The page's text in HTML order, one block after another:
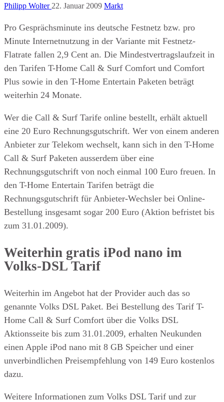
Philipp Wolter 22. Januar 2009 Markt
Pro Gesprächsminute ins deutsche Festnetz bzw. pro
Minute Internetnutzung in der Variante mit Festnetz-
Flatrate fallen 2,9 Cent an. Die Mindestvertragslaufzeit in
den Tarifen T-Home Call & Surf Comfort und Comfort
Plus sowie in den T-Home Entertain Paketen beträgt
weiterhin 24 Monate.
Wer die Call & Surf Tarife online bestellt, erhält aktuell
eine 20 Euro Rechnungsgutschrift. Wer von einem anderen
Anbieter zur Telekom wechselt, kann sich in den T-Home
Call & Surf Paketen ausserdem über eine
Rechnungsgutschrift von noch einmal 100 Euro freuen. In
den T-Home Entertain Tarifen beträgt die
Rechnungsgutschrift für Anbieter-Wechsler bei Online-
Bestellung insgesamt sogar 200 Euro (Aktion befristet bis
zum 31.01.2009).
Weiterhin gratis iPod nano im
Volks-DSL Tarif
Weiterhin im Angebot hat der Provider auch das so
genannte Volks DSL Paket. Bei Bestellung des Tarif T-
Home Call & Surf Comfort über die Volks DSL
Aktionsseite bis zum 31.01.2009, erhalten Neukunden
einen Apple iPod nano mit 8 GB Speicher und einer
unverbindlichen Preisempfehlung von 149 Euro kostenlos
dazu.
Weitere Informationen zum Volks DSL Tarif und zur